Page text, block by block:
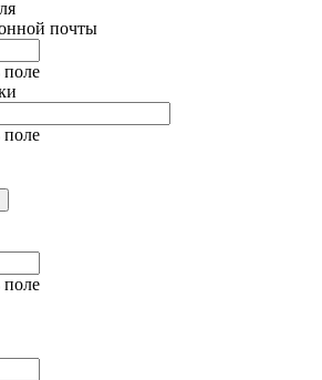
почты